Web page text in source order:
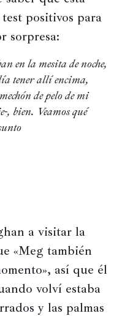
positivos para
sorpresa:
en la mesita de noche,
tener allí encima,
de pelo de mi
, bien. Veamos qué
a visitar la
«Meg también
así que él
volví estaba
y las palmas